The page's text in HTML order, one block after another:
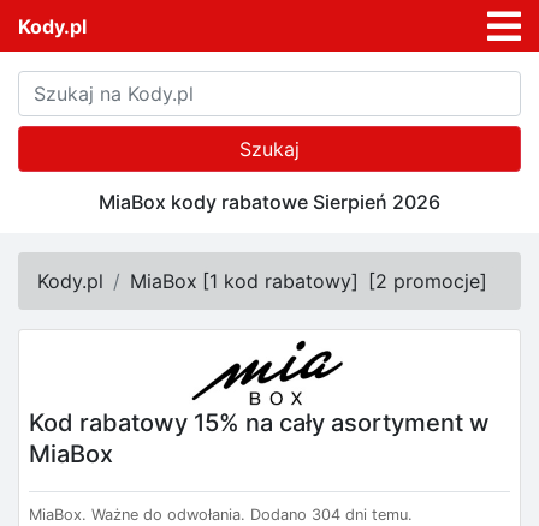
Kody.pl
Szukaj
MiaBox kody rabatowe Sierpień 2026
Kody.pl MiaBox [1 kod rabatowy] [2 promocje]
Kod rabatowy 15% na cały asortyment w
MiaBox
MiaBox. Ważne do odwołania. Dodano 304 dni temu.